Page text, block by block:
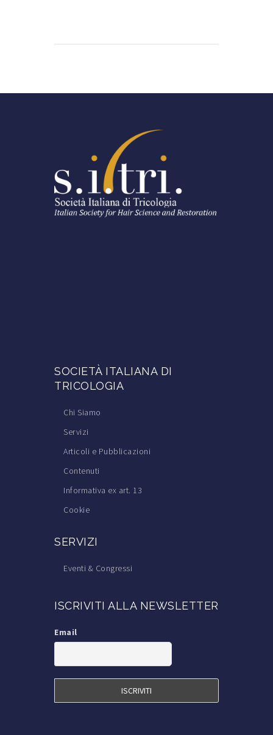
SOCIETÀ ITALIANA DI
TRICOLOGIA
Chi Siamo
Servizi
Articoli e Pubblicazioni
Contenuti
Informativa ex art. 13
Cookie
SERVIZI
Eventi & Congressi
Trova il Medico Tricologo
Iscrizione alla S.I.Tri.
Blog Calvizie
ISCRIVITI ALLA NEWSLETTER
Email